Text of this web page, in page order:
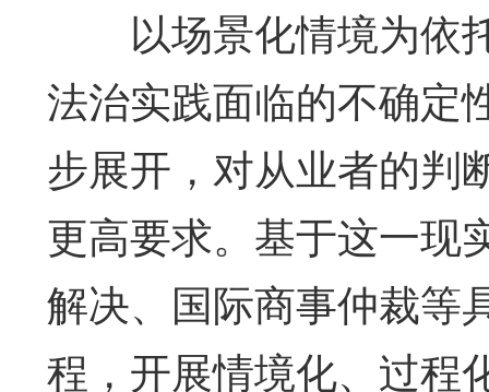
以场景化情境为依
法治实践面临的不确定
步展开，对从业者的判
更高要求。基于这一现
解决、国际商事仲裁等
程，开展情境化、过程